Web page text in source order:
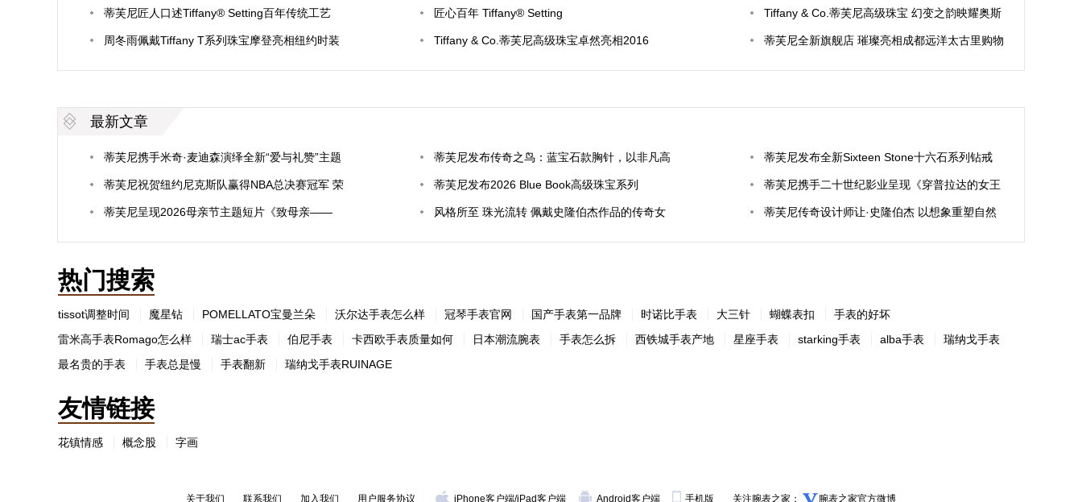
蒂芙尼匠人口述Tiffany® Setting百年传统工艺 匠心百年 Tiffany® Setting Tiffany & Co.蒂芙尼高级珠宝 幻变之韵映耀奥斯
卡星光无限
周冬雨佩戴Tiffany T系列珠宝摩登亮相纽约时装
周
Tiffany & Co.蒂芙尼高级珠宝卓然亮相2016
BAFTA颁奖礼
蒂芙尼全新旗舰店 璀璨亮相成都远洋太古里购物
中心
最新文章
蒂芙尼携手米奇·麦迪森演绎全新“爱与礼赞”主题
短片
蒂芙尼发布传奇之鸟：蓝宝石款胸针，以非凡高
级珠宝创作，致敬经典“石上鸟”设计
蒂芙尼发布全新Sixteen Stone十六石系列钻戒
璀璨焕新传奇设计
蒂芙尼祝贺纽约尼克斯队赢得NBA总决赛冠军 荣
获拉里·奥布莱恩奖杯
蒂芙尼发布2026 Blue Book高级珠宝系列
Hidden Garden花语秘境夏季作品
蒂芙尼携手二十世纪影业呈现《穿普拉达的女王
2》跨界合作
蒂芙尼呈现2026母亲节主题短片《致母亲——
爱，环扣相连》 赞颂母爱力量
风格所至 珠光流转 佩戴史隆伯杰作品的传奇女
性
蒂芙尼传奇设计师让·史隆伯杰 以想象重塑自然
的珠宝大师
热门搜索
tissot调整时间 魔星钻 POMELLATO宝曼兰朵 沃尔达手表怎么样 冠琴手表官网 国产手表第一品牌 时诺比手表 大三针 蝴蝶表扣
手表的好坏
雷米高手表Romago怎么样
瑞士ac手表 伯尼手表 卡西欧手表质量如何 日本潮流腕表 手表怎么拆 西铁城手表产地 星座手表 starking手表 alba手表
瑞纳戈手表
最名贵的手表
手表总是慢 手表翻新 瑞纳戈手表RUINAGE
友情链接
花镇情感 概念股 字画
关于我们 联系我们 加入我们 用户服务协议 iPhone客户端/iPad客户端 Android客户端 手机版 关注腕表之家： 腕表之家官方微博